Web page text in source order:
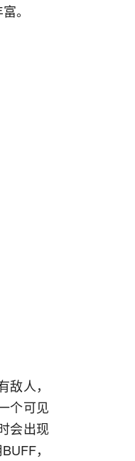
。
人，
个可见
会出现
，